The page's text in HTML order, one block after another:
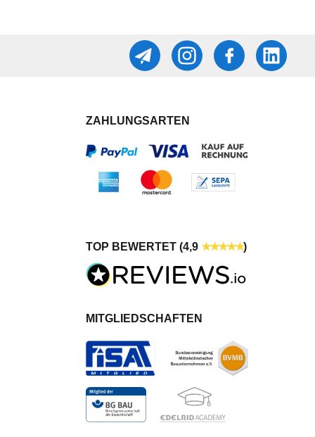
ZAHLUNGSARTEN
TOP BEWERTET (4,9 )
MITGLIEDSCHAFTEN